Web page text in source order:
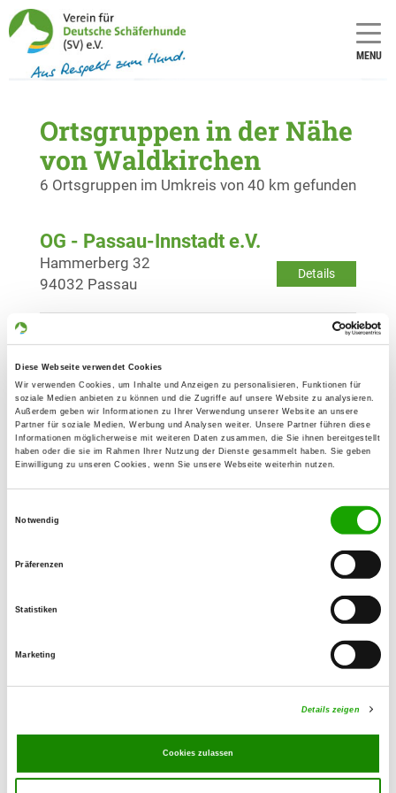
Diese Webseite verwendet Cookies
Wir verwenden Cookies, um Inhalte und Anzeigen zu personalisieren, Funktionen für
soziale Medien anbieten zu können und die Zugriffe auf unsere Website zu analysieren.
Außerdem geben wir Informationen zu Ihrer Verwendung unserer Website an unsere
Partner für soziale Medien, Werbung und Analysen weiter. Unsere Partner führen diese
Informationen möglicherweise mit weiteren Daten zusammen, die Sie ihnen bereitgestellt
haben oder die sie im Rahmen Ihrer Nutzung der Dienste gesammelt haben. Sie geben
Einwilligung zu unseren Cookies, wenn Sie unsere Webseite weiterhin nutzen.
Notwendig
Präferenzen
Statistiken
Marketing
Details zeigen
Cookies zulassen
MENU
Ortsgruppen in der Nähe
von Waldkirchen
6 Ortsgruppen im Umkreis von 40 km gefunden
OG - Passau-Innstadt e.V.
Details
Hammerberg 32
94032 Passau
OG - Waldkirchen e.V.
Ratzing 60
94065 Waldkirchen
OG - Ortenburg e.V.
Fürstenzellerstr. 42
Details
Am Stausee 1
Marktstr. 97
94110 Wegscheid
OG - Winzer e.V.
Details
94577 Winzer